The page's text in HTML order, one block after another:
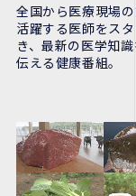
全国から医療現場
活躍する医師をス
き、最新の医学知
伝える健康番組。